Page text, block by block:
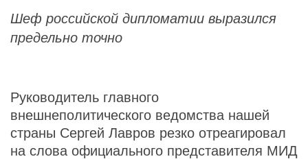
Шеф российской дипломатии выразился
предельно точно
Руководитель главного
внешнеполитического ведомства нашей
страны Сергей Лавров резко отреагировал
на слова официального представителя МИД